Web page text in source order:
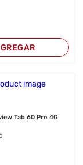
Tab 60 Pro 4G